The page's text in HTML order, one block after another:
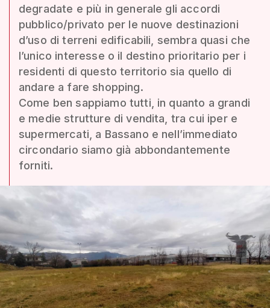
degradate e più in generale gli accordi
pubblico/privato per le nuove destinazioni
d’uso di terreni edificabili, sembra quasi che
l’unico interesse o il destino prioritario per i
residenti di questo territorio sia quello di
andare a fare shopping.
Come ben sappiamo tutti, in quanto a grandi
e medie strutture di vendita, tra cui iper e
supermercati, a Bassano e nell’immediato
circondario siamo già abbondantemente
forniti.